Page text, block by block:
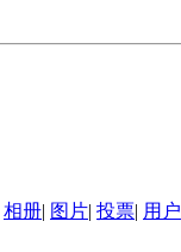
相册| 图片| 投票| 用户